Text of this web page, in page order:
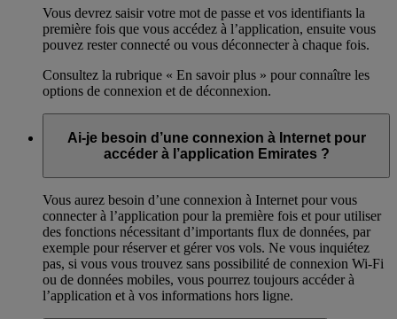
Vous devrez saisir votre mot de passe et vos identifiants la
première fois que vous accédez à l’application, ensuite vous
pouvez rester connecté ou vous déconnecter à chaque fois.
Consultez la rubrique « En savoir plus » pour connaître les
options de connexion et de déconnexion.
Ai-je besoin d’une connexion à Internet pour
accéder à l’application Emirates ?
Vous aurez besoin d’une connexion à Internet pour vous
connecter à l’application pour la première fois et pour utiliser
des fonctions nécessitant d’importants flux de données, par
exemple pour réserver et gérer vos vols. Ne vous inquiétez
pas, si vous vous trouvez sans possibilité de connexion Wi-Fi
ou de données mobiles, vous pourrez toujours accéder à
l’application et à vos informations hors ligne.